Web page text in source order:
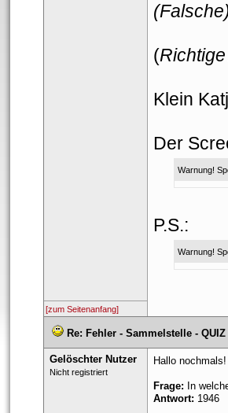
(
Klein
Der
Warnung!
P.S.:
Warnung!
[zum Seitenanfang]
Re: Fehler - Sammelstelle - QUIZ
Gelöschter Nutzer
Nicht registriert
Hallo nochmals!
Frage: In
Antwort: 1946